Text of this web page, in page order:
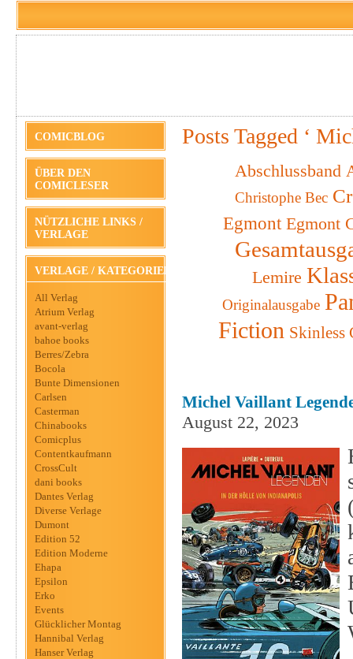
COMICBLOG
ÜBER DEN
COMICLESER
NÜTZLICHE LINKS /
VERLAGE
VERLAGE / KATEGORIEN
All Verlag
Atrium Verlag
avant-verlag
bahoe books
Berres/Zebra
Bocola
Bunte Dimensionen
Carlsen
Casterman
Chinabooks
Comicplus
Contentkaufmann
CrossCult
dani books
Dantes Verlag
Diverse Verlage
Dumont
Edition 52
Edition Moderne
Ehapa
Epsilon
Erko
Events
Glücklicher Montag
Hannibal Verlag
Hanser Verlag
Posts Tagged ‘
Abschlussband
Christophe Bec
Egmont Egmont
Lemire
Originalausgabe
Fiction Skinless
Michel Vaillant
August 22, 2023